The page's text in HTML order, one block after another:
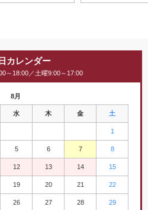
カレンダー
～18:00／土曜9:00～17:00
8月
水 木 金 土
1
5 6 7 8
12 13 14 15
19 20 21 22
26 27 28 29